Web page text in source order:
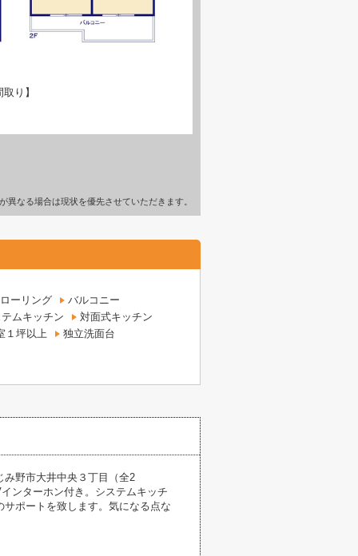
り】
なる場合は現状を優先させていただきます。
ーリング
バルコニー
ムキッチン
対面式キッチン
１坪以上
独立洗面台
野市大井中央３丁目（全2
ンターホン付き。システムキッチ
ポートを致します。気になる点な